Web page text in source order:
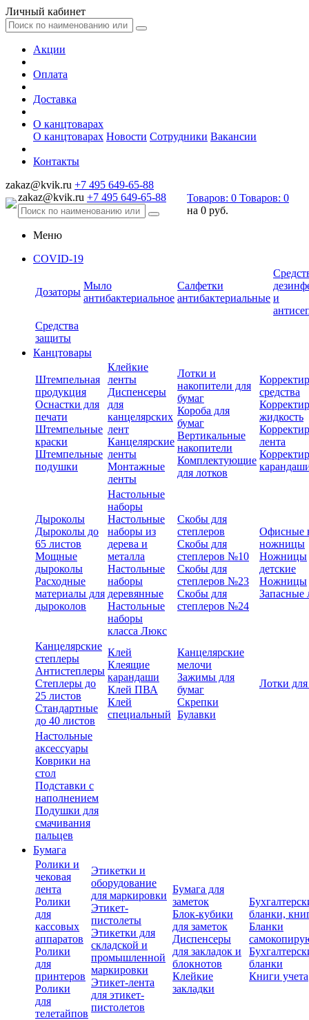
Личный кабинет
Акции
Оплата
Доставка
О канцтоварах
О канцтоварах Новости Сотрудники Вакансии
Контакты
zakaz@kvik.ru +7 495 649-65-88
zakaz@kvik.ru +7 495 649-65-88 Товаров: 0 Товаров: 0
на 0 руб.
Меню
COVID-19
Дозаторы
Мыло
антибактериальное
Салфетки
антибактериальные и
Средства
защиты
Канцтовары
Штемпельная
продукция
Оснастки для
печати
Штемпельные
краски
Штемпельные
подушки
Клейкие
ленты
Диспенсеры
для
канцелярских
лент
Канцелярские
ленты
Монтажные
ленты
Лотки и
накопители для
бумаг
Короба для
бумаг
Вертикальные
накопители
Комплектующие
для лотков
средства
жидкость
лента
Дыроколы
Дыроколы до
65 листов
Мощные
дыроколы
Расходные
материалы для
дыроколов
Настольные
наборы
Настольные
наборы из
дерева и
металла
Настольные
наборы
деревянные
Настольные
наборы
класса Люкс
Скобы для
степлеров
Скобы для
степлеров №10
Скобы для
степлеров №23
Скобы для
степлеров №24
Офисные
ножницы
Ножницы
детские
Ножницы
Запасные
Канцелярские
степлеры
Антистеплеры
Степлеры до
25 листов
Стандартные
до 40 листов
Клей
Клеящие
карандаши
Клей ПВА
Клей
специальный
Канцелярские
мелочи
Зажимы для
бумаг
Скрепки
Булавки
Лотки
Настольные
аксессуары
Коврики на
стол
Подставки с
наполнением
Подушки для
смачивания
пальцев
Бумага
Ролики и
чековая
лента
Ролики
для
кассовых
аппаратов
Ролики
для
принтеров
Ролики
для
телетайпов
Этикетки и
оборудование
для маркировки
Этикет-
пистолеты
Этикетки для
складской и
промышленной
маркировки
Этикет-лента
для этикет-
пистолетов
Бумага для
заметок
Блок-кубики
для заметок
Диспенсеры
для закладок и
блокнотов
Клейкие
закладки
бланки,
Бланки
бланки
Книги учета